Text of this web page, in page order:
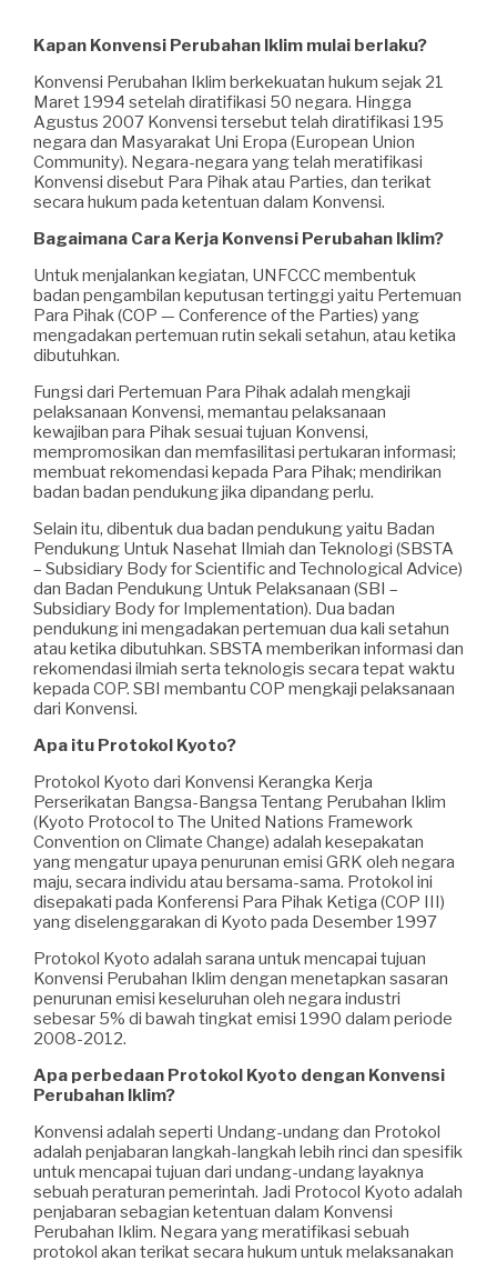
Kapan Konvensi Perubahan Iklim mulai berlaku?
Konvensi Perubahan Iklim berkekuatan hukum sejak 21
Maret 1994 setelah diratifikasi 50 negara. Hingga
Agustus 2007 Konvensi tersebut telah diratifikasi 195
negara dan Masyarakat Uni Eropa (European Union
Community). Negara-negara yang telah meratifikasi
Konvensi disebut Para Pihak atau Parties, dan terikat
secara hukum pada ketentuan dalam Konvensi.
Bagaimana Cara Kerja Konvensi Perubahan Iklim?
Untuk menjalankan kegiatan, UNFCCC membentuk
badan pengambilan keputusan tertinggi yaitu Pertemuan
Para Pihak (COP — Conference of the Parties) yang
mengadakan pertemuan rutin sekali setahun, atau ketika
dibutuhkan.
Fungsi dari Pertemuan Para Pihak adalah mengkaji
pelaksanaan Konvensi, memantau pelaksanaan
kewajiban para Pihak sesuai tujuan Konvensi,
mempromosikan dan memfasilitasi pertukaran informasi;
membuat rekomendasi kepada Para Pihak; mendirikan
badan badan pendukung jika dipandang perlu.
Selain itu, dibentuk dua badan pendukung yaitu Badan
Pendukung Untuk Nasehat Ilmiah dan Teknologi (SBSTA
– Subsidiary Body for Scientific and Technological Advice)
dan Badan Pendukung Untuk Pelaksanaan (SBI –
Subsidiary Body for Implementation). Dua badan
pendukung ini mengadakan pertemuan dua kali setahun
atau ketika dibutuhkan. SBSTA memberikan informasi dan
rekomendasi ilmiah serta teknologis secara tepat waktu
kepada COP. SBI membantu COP mengkaji pelaksanaan
dari Konvensi.
Apa itu Protokol Kyoto?
Protokol Kyoto dari Konvensi Kerangka Kerja
Perserikatan Bangsa-Bangsa Tentang Perubahan Iklim
(Kyoto Protocol to The United Nations Framework
Convention on Climate Change) adalah kesepakatan
yang mengatur upaya penurunan emisi GRK oleh negara
maju, secara individu atau bersama-sama. Protokol ini
disepakati pada Konferensi Para Pihak Ketiga (COP III)
yang diselenggarakan di Kyoto pada Desember 1997
Protokol Kyoto adalah sarana untuk mencapai tujuan
Konvensi Perubahan Iklim dengan menetapkan sasaran
penurunan emisi keseluruhan oleh negara industri
sebesar 5% di bawah tingkat emisi 1990 dalam periode
2008-2012.
Apa perbedaan Protokol Kyoto dengan Konvensi
Perubahan Iklim?
Konvensi adalah seperti Undang-undang dan Protokol
adalah penjabaran langkah-langkah lebih rinci dan spesifik
untuk mencapai tujuan dari undang-undang layaknya
sebuah peraturan pemerintah. Jadi Protocol Kyoto adalah
penjabaran sebagian ketentuan dalam Konvensi
Perubahan Iklim. Negara yang meratifikasi sebuah
protokol akan terikat secara hukum untuk melaksanakan